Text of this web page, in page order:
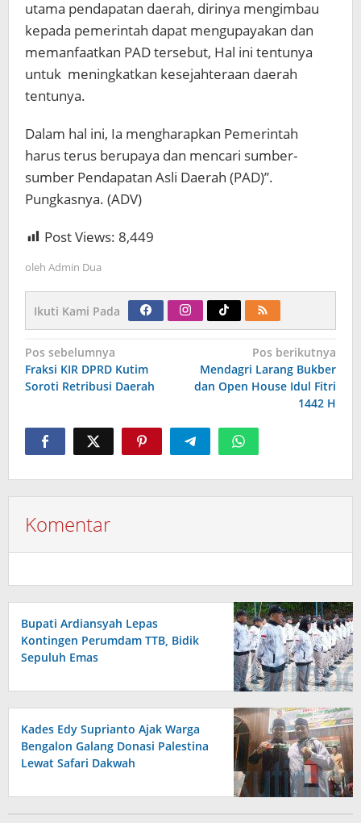
utama pendapatan daerah, dirinya mengimbau
kepada pemerintah dapat mengupayakan dan
memanfaatkan PAD tersebut, Hal ini tentunya
untuk meningkatkan kesejahteraan daerah
tentunya.
Dalam hal ini, Ia mengharapkan Pemerintah
harus terus berupaya dan mencari sumber-
sumber Pendapatan Asli Daerah (PAD)”.
Pungkasnya. (ADV)
Post Views: 8,449
oleh Admin Dua
Ikuti Kami Pada
Navigasi
pos
Pos sebelumnya
Fraksi KIR DPRD Kutim
Soroti Retribusi Daerah
Pos berikutnya
Mendagri Larang Bukber
dan Open House Idul Fitri
1442 H
Komentar
Bupati Ardiansyah Lepas
Kontingen Perumdam TTB, Bidik
Sepuluh Emas
Kades Edy Suprianto Ajak Warga
Bengalon Galang Donasi Palestina
Lewat Safari Dakwah